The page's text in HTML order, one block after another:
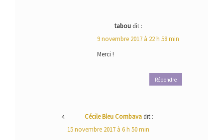
tabou dit :
9 novembre 2017 à 22 h 58 min
Merci !
Répondre
Cécile Bleu Combava dit :
15 novembre 2017 à 6 h 50 min